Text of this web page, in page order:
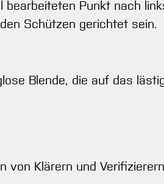
bearbeiteten Punkt nach
Schützen gerichtet sein.
Blende, die auf das
Klärern und